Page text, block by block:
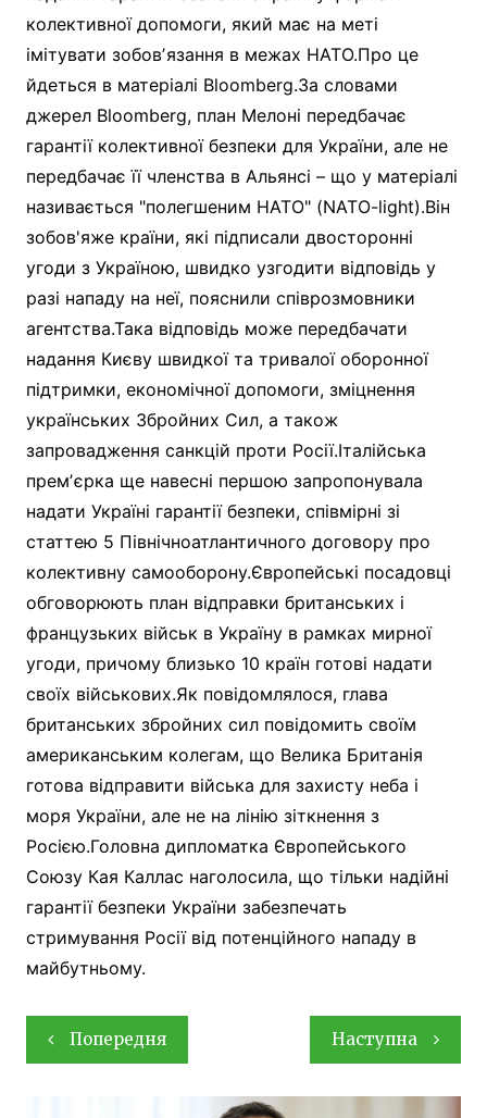
колективної допомоги, який має на меті
імітувати зобовʼязання в межах НАТО.Про це
йдеться в матеріалі Bloomberg.За словами
джерел Bloomberg, план Мелоні передбачає
гарантії колективної безпеки для України, але не
передбачає її членства в Альянсі – що у матеріалі
називається "полегшеним НАТО" (NATO-light).Він
зобов'яже країни, які підписали двосторонні
угоди з Україною, швидко узгодити відповідь у
разі нападу на неї, пояснили співрозмовники
агентства.Така відповідь може передбачати
надання Києву швидкої та тривалої оборонної
підтримки, економічної допомоги, зміцнення
українських Збройних Сил, а також
запровадження санкцій проти Росії.Італійська
премʼєрка ще навесні першою запропонувала
надати Україні гарантії безпеки, співмірні зі
статтею 5 Північноатлантичного договору про
колективну самооборону.Європейські посадовці
обговорюють план відправки британських і
французьких військ в Україну в рамках мирної
угоди, причому близько 10 країн готові надати
своїх військових.Як повідомлялося, глава
британських збройних сил повідомить своїм
американським колегам, що Велика Британія
готова відправити війська для захисту неба і
моря України, але не на лінію зіткнення з
Росією.Головна дипломатка Європейського
Союзу Кая Каллас наголосила, що тільки надійні
гарантії безпеки України забезпечать
стримування Росії від потенційного нападу в
майбутньому.
Навігація
записів
Попередня Наступна